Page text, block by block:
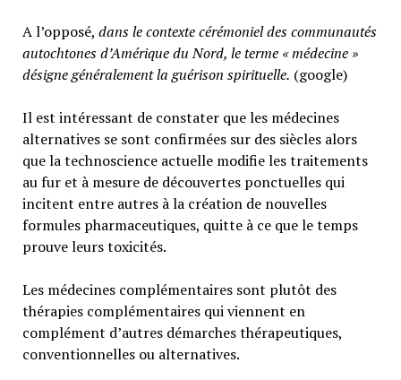
A l’opposé, dans le contexte cérémoniel des communautés
autochtones d’Amérique du Nord, le terme « médecine »
désigne généralementla guérison spirituelle. (google)
Il est intéressant de constater que les médecines
alternatives se sont confirmées sur des siècles alors
que la technoscience actuelle modifie les traitements
au fur et à mesure de découvertes ponctuelles qui
incitent entre autres à la création de nouvelles
formules pharmaceutiques, quitte à ce que le temps
prouve leurs toxicités.
Les médecines complémentaires sont plutôt des
thérapies complémentaires qui viennent en
complément d’autres démarches thérapeutiques,
conventionnelles ou alternatives.